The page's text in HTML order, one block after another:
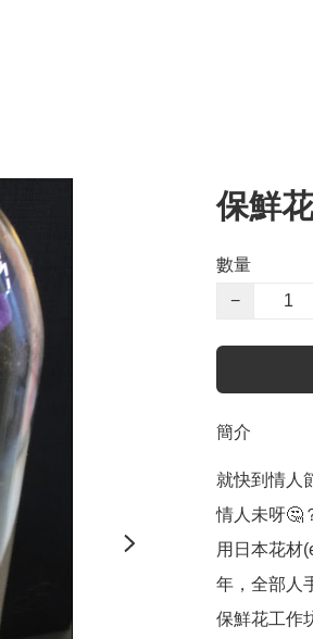
保鮮
數量
−
簡介
就快到情人
情人未呀🤔
用日本花材
年，全部人
保鮮花工作